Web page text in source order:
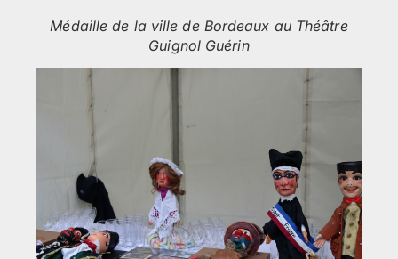
Médaille de la ville de Bordeaux au Théâtre
Guignol Guérin